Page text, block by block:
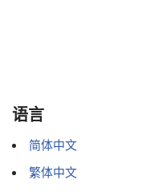
语言
简体中文
繁体中文